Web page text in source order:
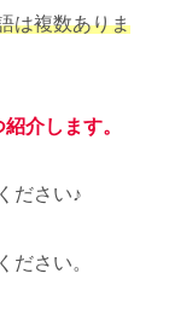
は複数ありま
介します。
ださい♪
ださい。